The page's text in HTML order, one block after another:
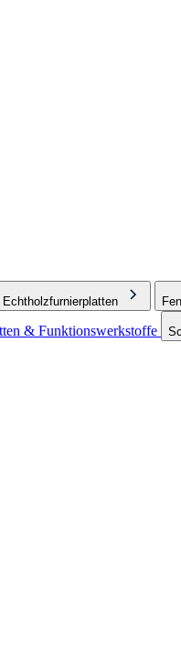
Echtholzfurnierplatten
& Funktionswerkstoffe